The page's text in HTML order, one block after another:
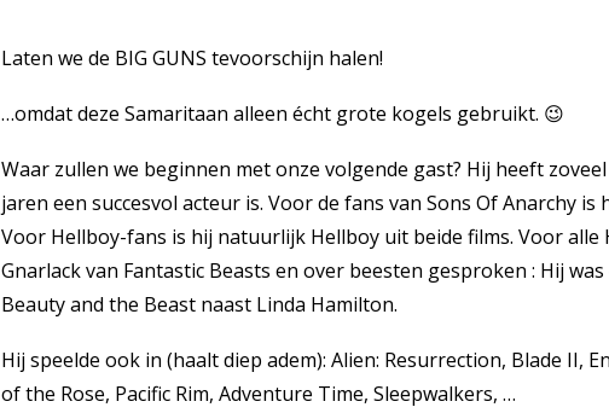
Laten we de BIG GUNS tevoorschijn halen!
…omdat deze Samaritaan alleen écht grote kogels gebruikt. 😉
Waar zullen we beginnen met onze volgende gast? Hij heeft
jaren een succesvol acteur is. Voor de fans van Sons Of Anarchy
Voor Hellboy-fans is hij natuurlijk Hellboy uit beide films. Voor
Gnarlack van Fantastic Beasts en over beesten gesproken : Hij
Beauty and the Beast naast Linda Hamilton.
Hij speelde ook in (haalt diep adem): Alien: Resurrection, Blade II,
of the Rose, Pacific Rim, Adventure Time, Sleepwalkers, …